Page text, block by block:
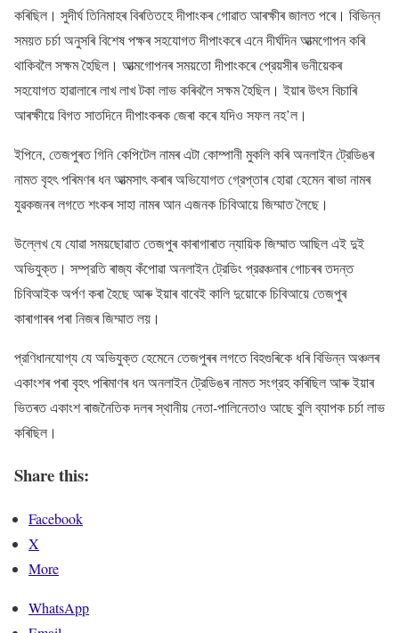
কৰিছিল। সুদীর্ঘ তিনিমাহৰ বিৰতিতহে দীপাংকৰ গোৱাত আৰক্ষীৰ জালত পৰে। বিভিন্ন
সময়ত চর্চা অনুসৰি বিশেষ পক্ষৰ সহযোগত দীপাংকৰে এনে দীর্ঘদিন আত্মগোপন কৰি
থাকিবলৈ সক্ষম হৈছিল। আত্মগোপনৰ সময়তো দীপাংকৰে প্রেয়সীৰ ভনীয়েকৰ
সহযোগত হাৱালাৰে লাখ লাখ টকা লাভ কৰিবলৈ সক্ষম হৈছিল। ইয়াৰ উৎস বিচাৰি
আৰক্ষীয়ে বিগত সাতদিনে দীপাংকৰক জেৰা কৰে যদিও সফল নহ’ল।
ইপিনে, তেজপুৰত গিনি কেপিটেল নামৰ এটা কোম্পানী মুকলি কৰি অনলাইন ট্রেডিঙৰ
নামত বৃহৎ পৰিমণৰ ধন আত্মসাৎ কৰাৰ অভিযোগত গ্রেপ্তাৰ হোৱা হেমেন ৰাভা নামৰ
যুৱকজনৰ লগতে শংকৰ সাহা নামৰ আন এজনক চিবিআয়ে জিম্মাত লৈছে।
উল্লেখ যে যোৱা সময়ছোৱাত তেজপুৰ কাৰাগাৰাত ন্যায়িক জিম্মাত আছিল এই দুই
অভিযুক্ত। সম্প্রতি ৰাজ্য কঁপোৱা অনলাইন ট্রেডিং প্রৱঞ্চনাৰ গোচৰৰ তদন্ত
চিবিআইক অর্পণ কৰা হৈছে আৰু ইয়াৰ বাবেই কালি দুয়োকে চিবিআয়ে তেজপুৰ
কাৰাগাৰৰ পৰা নিজৰ জিম্মাত লয়।
প্রণিধানযোগ্য যে অভিযুক্ত হেমেনে তেজপুৰৰ লগতে বিহগুৰিকে ধৰি বিভিন্ন অঞ্চলৰ
একাংশৰ পৰা বৃহৎ পৰিমাণৰ ধন অনলাইন ট্রেডিঙৰ নামত সংগ্রহ কৰিছিল আৰু ইয়াৰ
ভিতৰত একাংশ ৰাজনৈতিক দলৰ স্থানীয় নেতা-পালিনেতাও আছে বুলি ব্যাপক চৰ্চা লাভ
কৰিছিল।
Share this:
Facebook
X
More
WhatsApp